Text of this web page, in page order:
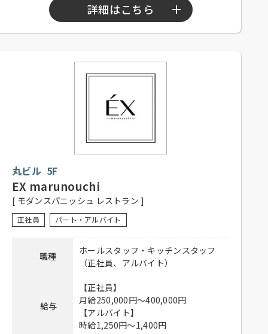
詳細はこちら
17：00～22：00
【正社員】
シフト制、週休2日、経験者優遇、未
経験者可
以上、週3日程度勤務可能な方、大学
生可、主婦歓迎、フリーター歓迎、
待遇
社員の登用有り、昇給有り、賞与有
り、深夜手当有り、社保完備、食事
付き、制服貸与、交通費全額支給
応募方法
電話連絡後、履歴書持参のうえ、ご
来店ください。
080-9472-6366 担当：山田
丸ビル 5F
EX marunouchi
[ モダンスパニッシュ レストラン ]
正社員 パート・アルバイト
職種
ホールスタッフ・キッチンスタッフ
（正社員、アルバイト）
給与
【正社員】
月給250,000円～400,000円
【アルバイト】
時給1,250円～1,400円